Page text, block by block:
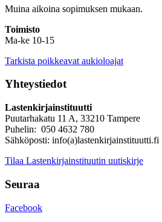
Muina aikoina sopimuksen mukaan.
Toimisto
Ma-ke 10-15
Tarkista poikkeavat aukioloajat
Yhteystiedot
Lastenkirjainstituutti
Puutarhakatu 11 A, 33210 Tampere
Puhelin: 050 4632 780
Sähköposti: info(a)lastenkirjainstituutti.fi
Tilaa Lastenkirjainstituutin uutiskirje
Seuraa
Facebook